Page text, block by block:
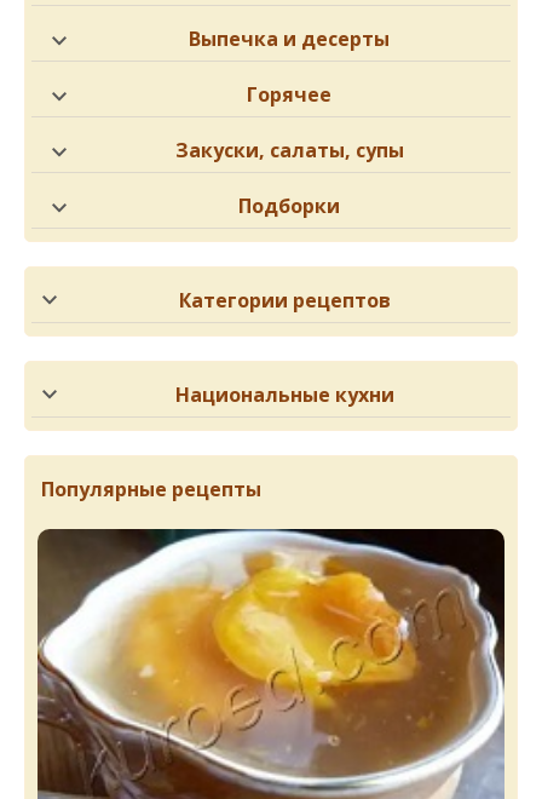
Выпечка и десерты
Горячее
Закуски, салаты, супы
Подборки
Категории рецептов
Национальные кухни
Популярные рецепты